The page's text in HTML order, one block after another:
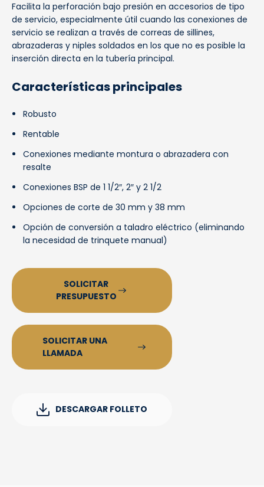
Facilita la perforación bajo presión en accesorios de tipo
de servicio, especialmente útil cuando las conexiones de
servicio se realizan a través de correas de sillines,
abrazaderas y niples soldados en los que no es posible la
inserción directa en la tubería principal.
Características principales
Robusto
Rentable
Conexiones mediante montura o abrazadera con
resalte
Conexiones BSP de 1 1/2″, 2″ y 2 1/2
Opciones de corte de 30 mm y 38 mm
Opción de conversión a taladro eléctrico (eliminando
la necesidad de trinquete manual)
SOLICITAR
PRESUPUESTO
SOLICITAR UNA
LLAMADA
DESCARGAR FOLLETO